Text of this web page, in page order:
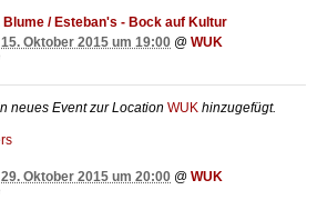
Blume / Esteban's - Bock auf Kultur
Oktober 2015 um 19:00 @ WUK
neues Event zur Location WUK hinzugefügt.
Oktober 2015 um 20:00 @ WUK